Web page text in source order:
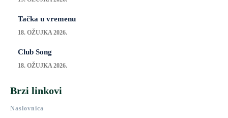
Tačka u vremenu
18. OŽUJKA 2026.
Club Song
18. OŽUJKA 2026.
Brzi linkovi
Naslovnica